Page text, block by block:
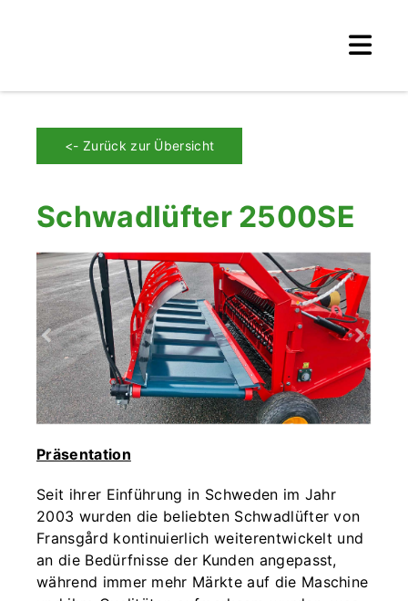
<- Zurück zur Übersicht
Schwadlüfter 2500SE
Präsentation
Seit ihrer Einführung in Schweden im Jahr
2003 wurden die beliebten Schwadlüfter von
Fransgård kontinuierlich weiterentwickelt und
an die Bedürfnisse der Kunden angepasst,
während immer mehr Märkte auf die Maschine